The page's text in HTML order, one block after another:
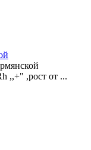
,,+" ,рост от ...